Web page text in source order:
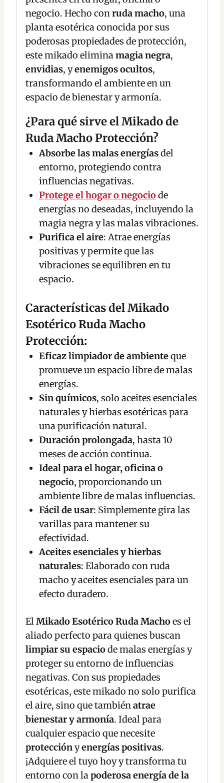
negocio. Hecho conruda macho, una
planta esotérica conocida por sus
poderosas propiedades de protección,
este mikado eliminamagia negra,
envidias, yenemigos ocultos,
transformando el ambiente en un
espacio de bienestar y armonía.
¿Para qué sirve el Mikado de
Ruda Macho Protección?
Absorbe las malas energíasdel
entorno, protegiendo contra
influencias negativas.
Protege el hogar o negociode
energías no deseadas, incluyendo la
magia negra y las malas vibraciones.
Purifica el aire: Atrae energías
positivas y permite que las
vibraciones se equilibren en tu
espacio.
Características del Mikado
Esotérico Ruda Macho
Protección:
Eficaz limpiador de ambienteque
promueve un espacio libre de malas
energías.
Sin químicos, solo aceites esenciales
naturales y hierbas esotéricas para
una purificación natural.
Duración prolongada, hasta 10
meses de acción continua.
Ideal para el hogar, oficina o
negocio, proporcionando un
ambiente libre de malas influencias.
Fácil de usar: Simplemente gira las
varillas para mantener su
efectividad.
Aceites esenciales y hierbas
naturales: Elaborado con ruda
macho y aceites esenciales para un
efecto duradero.
ElMikado Esotérico Ruda Machoes el
aliado perfecto para quienes buscan
limpiar su espaciode malas energías y
proteger su entorno de influencias
negativas. Con sus propiedades
esotéricas, este mikado no solo purifica
el aire, sino que tambiénatrae
bienestar y armonía. Ideal para
cualquier espacio que necesite
protecciónyenergías positivas.
¡Adquiere el tuyo hoy y transforma tu
entorno con lapoderosa energía de la